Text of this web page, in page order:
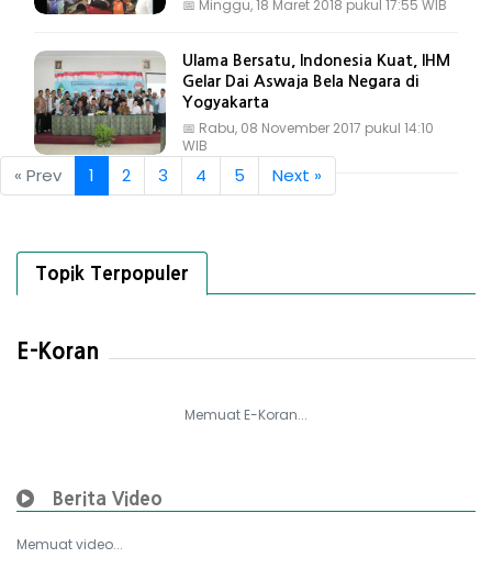
📅 Minggu, 18 Maret 2018 pukul 17:55 WIB
Ulama Bersatu, Indonesia Kuat, IHM
Gelar Dai Aswaja Bela Negara di
Yogyakarta
📅 Rabu, 08 November 2017 pukul 14:10
WIB
« Prev 1 2 3 4 5 Next »
Topik Terpopuler
E-Koran
Memuat E-Koran...
Berita Video
Memuat video...